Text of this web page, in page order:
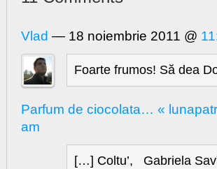
Vlad — 18 noiembrie 2011 @
Foarte frumos! Să dea
Parfum de ciocolata… «
am
[…] Coltu’, Gabriela